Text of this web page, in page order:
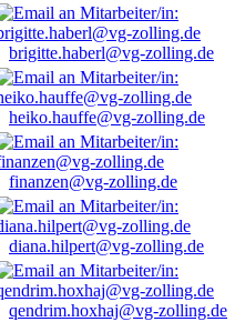
brigitte.haberl@vg-zolling.de
heiko.hauffe@vg-zolling.de
finanzen@vg-zolling.de
diana.hilpert@vg-zolling.de
qendrim.hoxhaj@vg-zolling.de